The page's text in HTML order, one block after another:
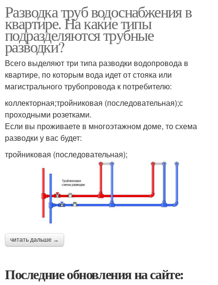
Разводка труб водоснабжения в
квартире. На какие типы
подразделяются трубные
разводки?
Всего выделяют три типа разводки водопровода в
квартире, по которым вода идет от стояка или
магистрального трубопровода к потребителю:
коллекторная;тройниковая (последовательная);с
проходными розетками.
Если вы проживаете в многоэтажном доме, то схема
разводки у вас будет:
тройниковая (последовательная);
читать дальше →
Последние обновления на сайте: